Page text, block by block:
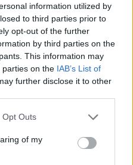
information utilized by
to third parties prior to
opt-out of the further
by third parties on the
This information may
parties on the IAB’s List of
further disclose it to other
Opt Outs
of my
még a régi